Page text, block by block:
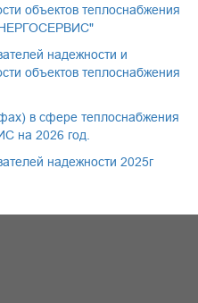
объектов теплоснабжения
надежности и
объектов теплоснабжения
в сфере теплоснабжения
2026 год.
надежности 2025г